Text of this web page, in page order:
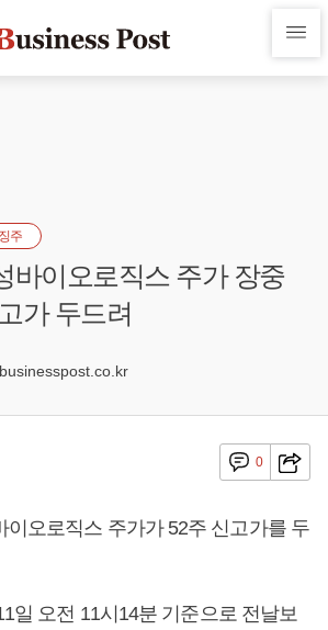
주
바이오로직스 주가 장중
가 두드려
0
이오로직스 주가가 52주 신고가를 두
일 오전 11시14분 기준으로 전날보